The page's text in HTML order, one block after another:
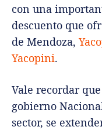
con una
descuento que
de Mendoza,
Yacopini.
Vale recordar
gobierno
sector, se